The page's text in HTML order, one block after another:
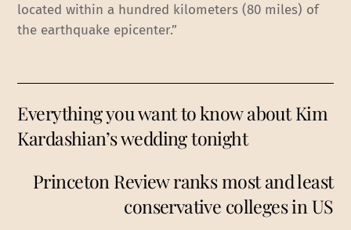
located within a hundred kilometers (80 miles) of
the earthquake epicenter.”
Everything you want to know about Kim
Kardashian’s wedding tonight
Princeton Review ranks most and least
conservative colleges in US